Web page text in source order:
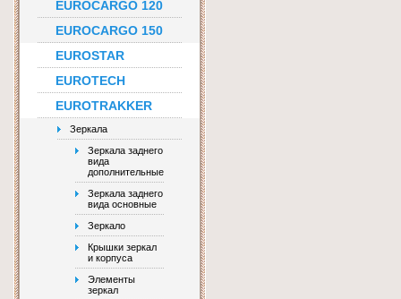
EUROCARGO 120
EUROCARGO 150
EUROSTAR
EUROTECH
EUROTRAKKER
Зеркала
Зеркала заднего
вида
дополнительные
Зеркала заднего
вида основные
Зеркало
Крышки зеркал
и корпуса
Элементы
зеркал